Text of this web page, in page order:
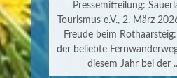
Pressemitteilung:
Tourismus e.V., 2. März
Freude beim
der beliebte
diesem Jahr bei der